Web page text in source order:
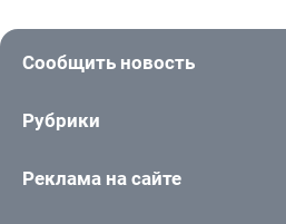
Сообщить новость
Рубрики
Реклама на сайте